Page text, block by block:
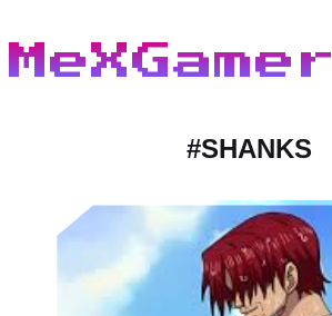
MeXGamer
#SHANKS